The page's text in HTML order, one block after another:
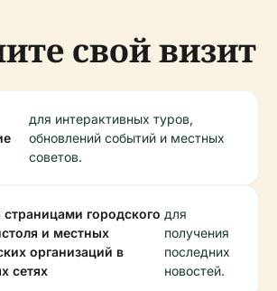
свой визит
для интерактивных туров,
обновлений событий и местных
советов.
страницами городского
и местных
организаций в
сетях
для
получения
последних
новостей.